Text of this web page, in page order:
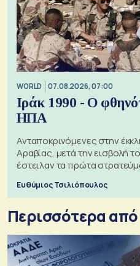
WORLD 07.08.2026, 07:00
Ιράκ 1990 - Ο
ΗΠΑ
Ανταποκρινόμενες στην
Αραβίας, μετά την εισβολή
έστειλαν τα πρώτα
Ευθύμιος Τσιλιόπουλος
Περισσότερα